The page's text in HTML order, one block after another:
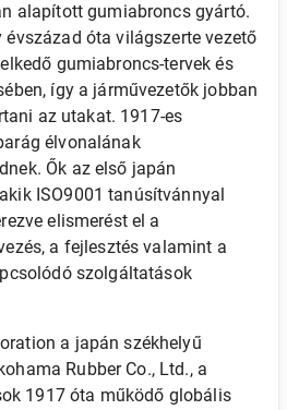
alapított gumiabroncs gyártó.
óta világszerte vezető
gumiabroncs-tervek és
így a járművezetők jobban
az utakat. 1917-es
élvonalának
Ők az első japán
ISO9001 tanúsítvánnyal
elismerést el a
a fejlesztés valamint a
szolgáltatások
a japán székhelyű
Rubber Co., Ltd., a
1917 óta működő globális